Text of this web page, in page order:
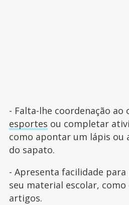
- Falta-lhe coordenação ao
esportes ou completar
como apontar um lápis ou
do sapato.
- Apresenta facilidade
seu material escolar,
artigos.